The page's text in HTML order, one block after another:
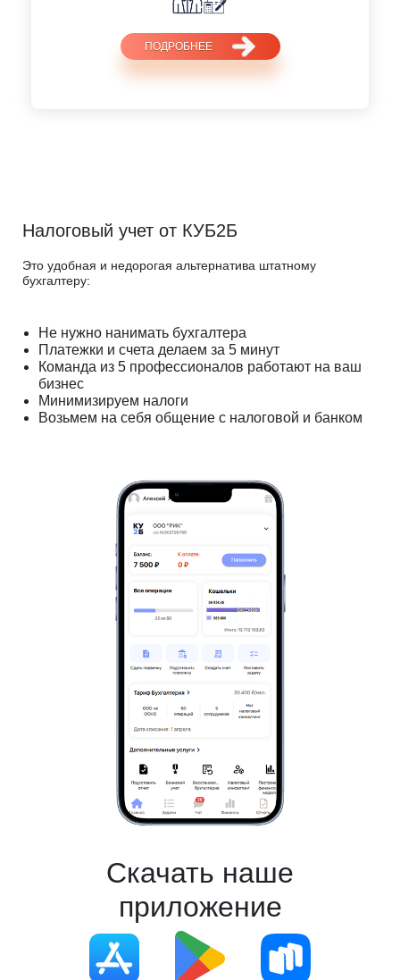
ПОДРОБНЕЕ
Налоговый учет от КУБ2Б
Это удобная и недорогая альтернатива штатному
бухгалтеру:
Не нужно нанимать бухгалтера
Платежки и счета делаем за 5 минут
Команда из 5 профессионалов работают на ваш
бизнес
Минимизируем налоги
Возьмем на себя общение с налоговой и банком
Скачать наше
приложение